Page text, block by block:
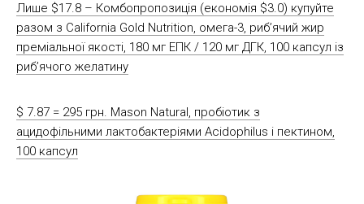
Лише $17.8 – Комбопропозиція (економія $3.0) купуйте
разом з California Gold Nutrition, омега-3, риб’ячий жир
преміальної якості, 180 мг ЕПК / 120 мг ДГК, 100 капсул із
риб’ячого желатину
$ 7.87 = 295 грн. Mason Natural, пробіотик з
ацидофільними лактобактеріями Acidophilus і пектином,
100 капсул